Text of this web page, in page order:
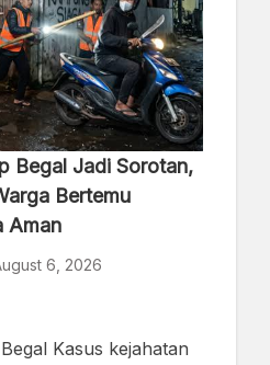
Begal Jadi Sorotan,
Bertemu
Aman
6, 2026
Kasus kejahatan